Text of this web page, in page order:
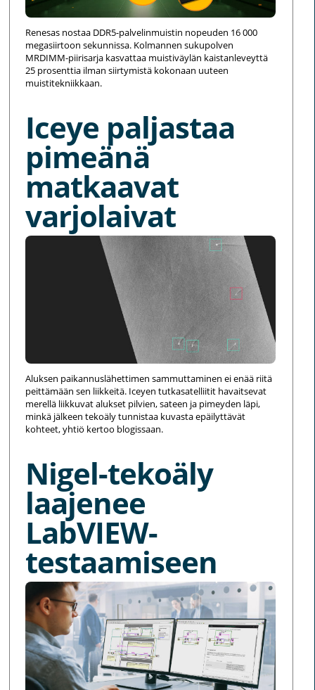
Renesas nostaa DDR5-palvelinmuistin nopeuden 16 000
megasiirtoon sekunnissa. Kolmannen sukupolven
MRDIMM-piirisarja kasvattaa muistiväylän kaistanleveyttä
25 prosenttia ilman siirtymistä kokonaan uuteen
muistitekniikkaan.
Iceye paljastaa
pimeänä
matkaavat
varjolaivat
Aluksen paikannuslähettimen sammuttaminen ei enää riitä
peittämään sen liikkeitä. Iceyen tutkasatelliitit havaitsevat
merellä liikkuvat alukset pilvien, sateen ja pimeyden läpi,
minkä jälkeen tekoäly tunnistaa kuvasta epäilyttävät
kohteet, yhtiö kertoo blogissaan.
Nigel-tekoäly
laajenee
LabVIEW-
testaamiseen